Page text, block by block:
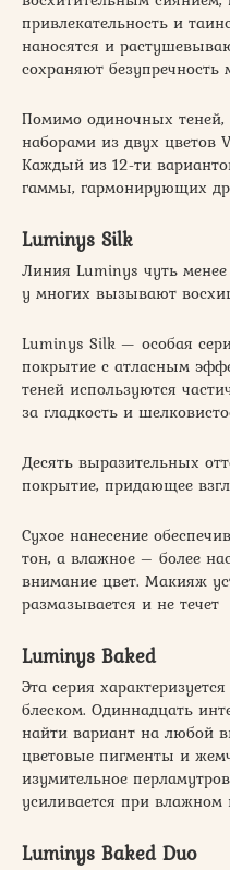
привлекательность и
наносятся и
сохраняют безупречность
Помимо одиночных теней,
наборами из двух цветов
Каждый из 12-ти
гаммы, гармонирующих
Luminys Silk
Линия Luminys чуть
у многих вызывают
Luminys Silk — особая
покрытие с атласным
теней используются
за гладкость и
Десять выразительных
покрытие, придающее
Сухое нанесение
тон, а влажное – более
внимание цвет. Макияж
размазывается и не течет
Luminys Baked
Эта серия
блеском. Одиннадцать
найти вариант на любой
цветовые пигменты и
изумительное
усиливается при влажном
Luminys Baked Duo